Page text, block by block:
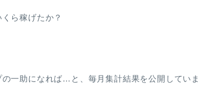
ら稼げたか？
一助になれば…と、毎月集計結果を公開していま